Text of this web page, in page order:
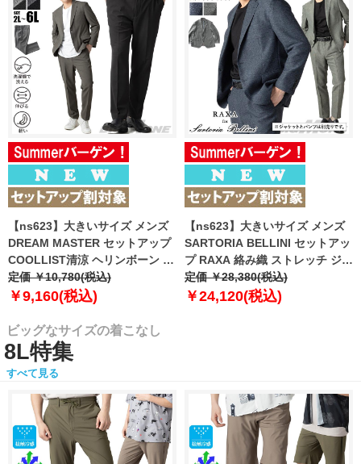
【ns623】大きいサイズ メンズ
DREAM MASTER セットアップ
COOLLIST清涼 ヘリンボーン ス
トレッチ パンツ 軽量 ウォッシャ
ブル スマリラ 春夏新作
定価 ￥10,780(税込)
￥9,160(税込)
【ns623】大きいサイズ メンズ
SARTORIA BELLINI セットアッ
プ RAXA 絡み織 ストレッチ ジャ
ケット 春夏新作 tzjk-33b
【fre】
定価 ￥28,380(税込)
￥24,120(税込)
ビッグなサイズの着こなし
8L特集
すべて見る